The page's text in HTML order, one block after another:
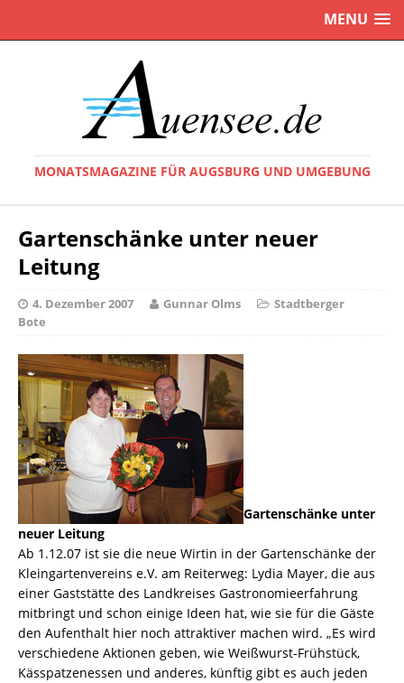
MENU
MONATSMAGAZINE FÜR AUGSBURG UND UMGEBUNG
Gartenschänke unter neuer
Leitung
4. Dezember 2007 Gunnar Olms
Stadtberger
Bote
Gartenschänke unter
neuer Leitung
Ab 1.12.07 ist sie die neue Wirtin in der Gartenschänke der
Kleingartenvereins e.V. am Reiterweg: Lydia Mayer, die aus
einer Gaststätte des Landkreises Gastronomieerfahrung
mitbringt und schon einige Ideen hat, wie sie für die Gäste
den Aufenthalt hier noch attraktiver machen wird. „Es wird
verschiedene Aktionen geben, wie Weißwurst-Frühstück,
Kässpatzenessen und anderes, künftig gibt es auch jeden